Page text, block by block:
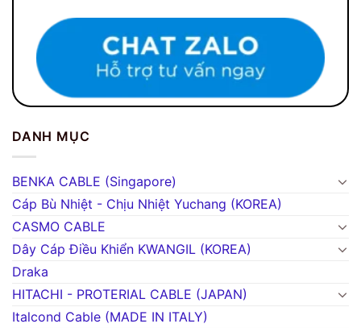
DANH MỤC
BENKA CABLE (Singapore)
Cáp Bù Nhiệt - Chịu Nhiệt Yuchang (KOREA)
CASMO CABLE
Dây Cáp Điều Khiển KWANGIL (KOREA)
Draka
HITACHI - PROTERIAL CABLE (JAPAN)
Italcond Cable (MADE IN ITALY)